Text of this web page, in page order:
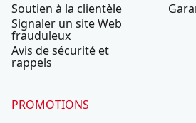
Soutien à la clientèle
Signaler un site Web
frauduleux
Avis de sécurité et
rappels
PROMOTIONS